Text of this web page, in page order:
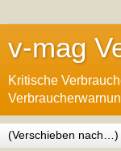
v-mag
Kritische